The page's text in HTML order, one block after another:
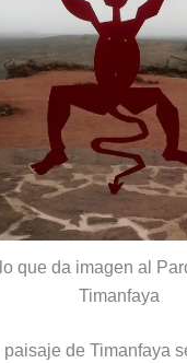
que da imagen al
Timanfaya
paisaje de Timanfaya